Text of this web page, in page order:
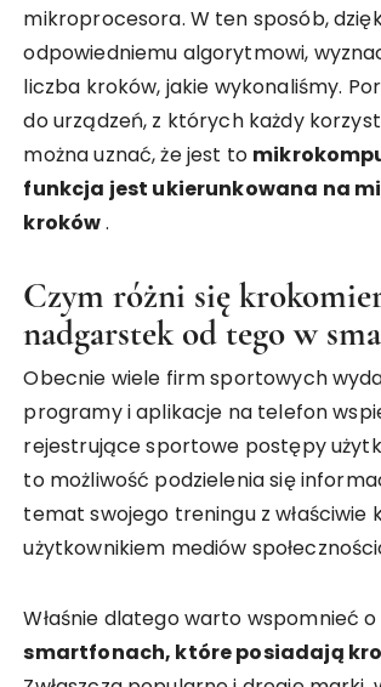
mikroprocesora. W ten sposób,
odpowiedniemu algorytmowi,
liczba kroków, jakie wykonaliśmy.
do urządzeń, z których każdy
można uznać, że jest to
funkcja jest ukierunkowana na
kroków.
Czym różni się
nadgarstek od tego w
Obecnie wiele firm sportowych
programy i aplikacje na telefon
rejestrujące sportowe postępy
to możliwość podzielenia się
temat swojego treningu z właściwie
użytkownikiem mediów
Właśnie dlatego warto wspomnieć o
smartfonach, które posiadają